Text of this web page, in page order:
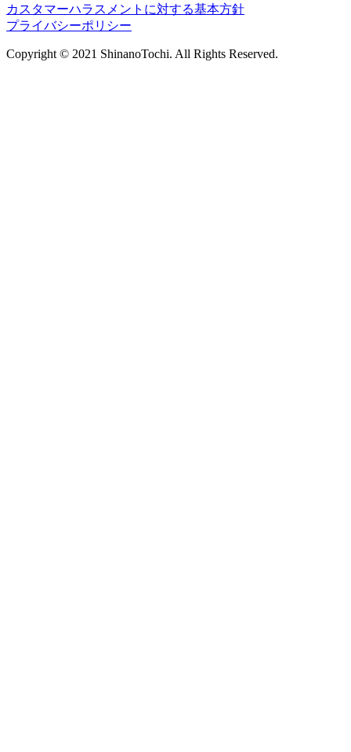
カスタマーハラスメントに対する基本方針
プライバシーポリシー
Copyright © 2021 ShinanoTochi. All Rights Reserved.